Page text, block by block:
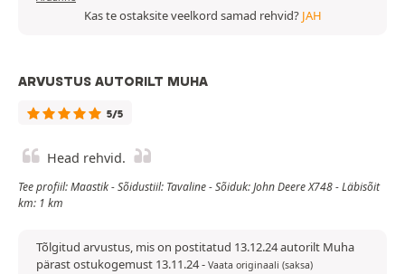
Kas te ostaksite veelkord samad rehvid? JAH
ARVUSTUS AUTORILT MUHA
5/5
Head rehvid.
Tee profiil: Maastik - Sõidustiil: Tavaline - Sõiduk: John Deere X748 - Läbisõit
km: 1 km
Tõlgitud arvustus, mis on postitatud 13.12.24 autorilt Muha
pärast ostukogemust 13.11.24- Vaata originaali (saksa)